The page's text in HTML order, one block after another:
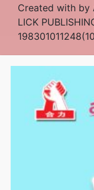
Created with by
LICK